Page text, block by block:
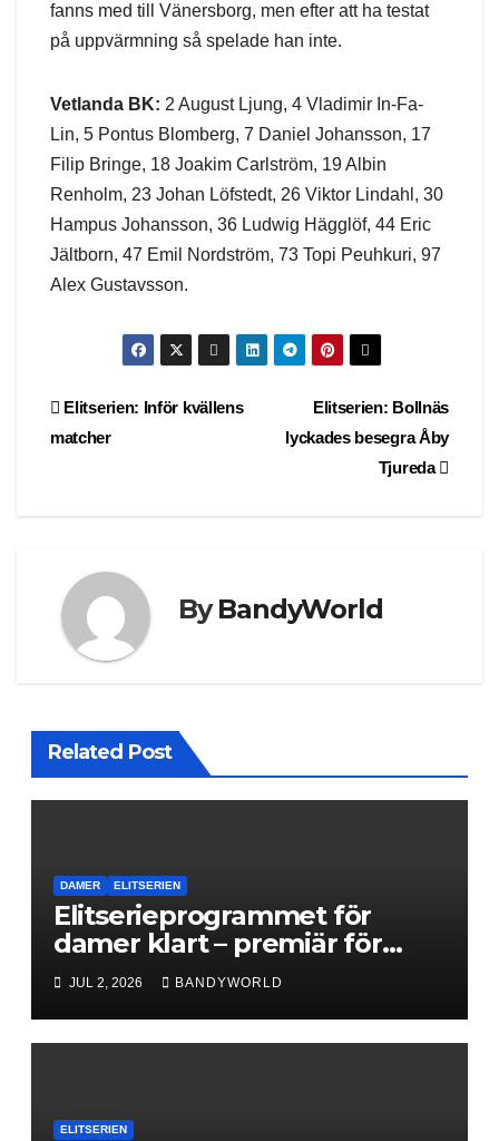
fanns med till Vänersborg, men efter att ha testat
på uppvärmning så spelade han inte.
Vetlanda BK: 2 August Ljung, 4 Vladimir In-Fa-
Lin, 5 Pontus Blomberg, 7 Daniel Johansson, 17
Filip Bringe, 18 Joakim Carlström, 19 Albin
Renholm, 23 Johan Löfstedt, 26 Viktor Lindahl, 30
Hampus Johansson, 36 Ludwig Hägglöf, 44 Eric
Jältborn, 47 Emil Nordström, 73 Topi Peuhkuri, 97
Alex Gustavsson.
Post
Elitserien: Bollnäs
lyckades besegra Åby
Tjureda
Elitserien: Inför kvällens
matcher
ByBandyWorld
Related Post
DAMER ELITSERIEN
Elitserieprogrammet för
damer klart – premiär för
Next Level
JUL 2, 2026 BANDYWORLD
ELITSERIEN